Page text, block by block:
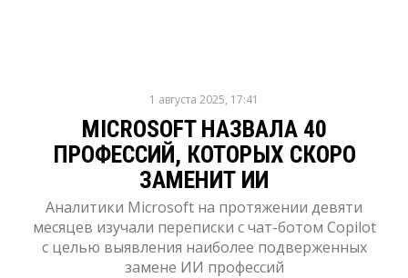
1 августа 2025, 17:41
MICROSOFT НАЗВАЛА 40
ПРОФЕССИЙ, КОТОРЫХ СКОРО
ЗАМЕНИТ ИИ
Аналитики Microsoft на протяжении девяти
месяцев изучали переписки с чат-ботом Copilot
с целью выявления наиболее подверженных
замене ИИ профессий